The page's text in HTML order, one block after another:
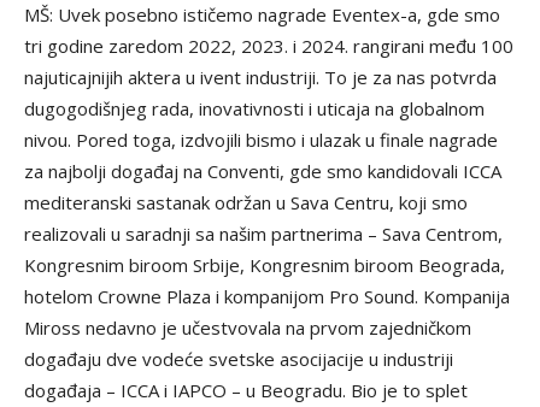
MŠ: Uvek posebno ističemo nagrade Eventex-a, gde smo
tri godine zaredom 2022, 2023. i 2024. rangirani među 100
najuticajnijih aktera u ivent industriji. To je za nas potvrda
dugogodišnjeg rada, inovativnosti i uticaja na globalnom
nivou. Pored toga, izdvojili bismo i ulazak u finale nagrade
za najbolji događaj na Conventi, gde smo kandidovali ICCA
mediteranski sastanak održan u Sava Centru, koji smo
realizovali u saradnji sa našim partnerima – Sava Centrom,
Kongresnim biroom Srbije, Kongresnim biroom Beograda,
hotelom Crowne Plaza i kompanijom Pro Sound. Kompanija
Miross nedavno je učestvovala na prvom zajedničkom
događaju dve vodeće svetske asocijacije u industriji
događaja – ICCA i IAPCO – u Beogradu. Bio je to splet